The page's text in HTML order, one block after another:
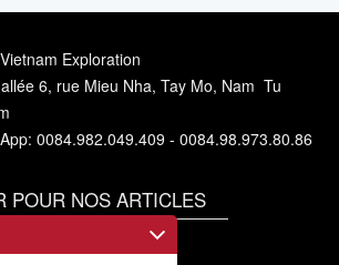
Exploration
6, rue Mieu Nha, Tay Mo, Nam Tu
0084.982.049.409 - 0084.98.973.80.86
POUR NOS ARTICLES